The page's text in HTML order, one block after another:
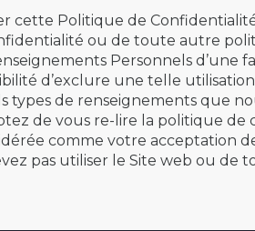
cette Politique de
ou de toute autre
Personnels
d’exclure une telle
types de renseignements que
de vous re-lire la politique
comme votre acceptation
pas utiliser le Site web ou de